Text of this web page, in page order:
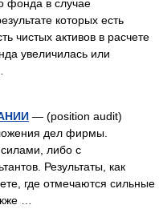
фонда в случае
которых есть
чистых активов в расчете
увеличилась или
— (position audit)
дел фирмы.
либо с
Результаты, как
где отмечаются сильные
…